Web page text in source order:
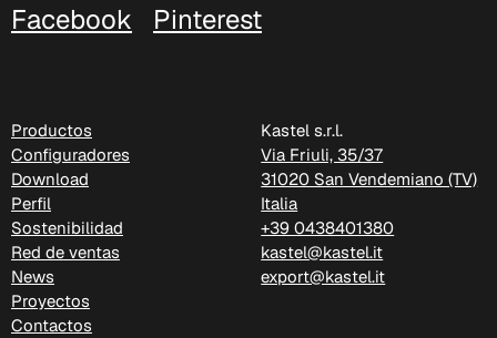
C 335
Facebook
Pinterest
Productos
Configuradores
Download
Perfil
Sostenibilidad
Red de ventas
News
Proyectos
Contactos
Kastel s.r.l.
Via Friuli, 35/37
31020 San Vendemiano (TV)
Italia
+39 0438401380
kastel@kastel.it
export@kastel.it